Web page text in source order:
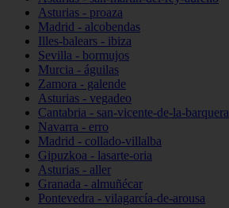
Asturias - proaza
Madrid - alcobendas
Illes-balears - ibiza
Sevilla - bormujos
Murcia - águilas
Zamora - galende
Asturias - vegadeo
Cantabria - san-vicente-de-la-barquera
Navarra - erro
Madrid - collado-villalba
Gipuzkoa - lasarte-oria
Asturias - aller
Granada - almuñécar
Pontevedra - vilagarcía-de-arousa